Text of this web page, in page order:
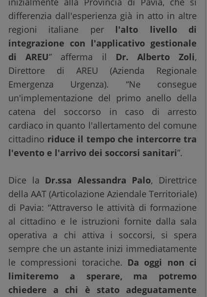
differenzia dall'esperienza già in atto in altre
regioni italiane per l'alto livello di
integrazione con l'applicativo gestionale
di AREU” afferma il Dr. Alberto Zoli,
Direttore di AREU (Azienda Regionale
Emergenza Urgenza). “Ne consegue
un'implementazione del primo anello della
catena del soccorso in caso di arresto
cardiaco in quanto l'allertamento del comune
cittadino riduce il tempo che intercorre tra
l'evento e l'arrivo dei soccorsi sanitari”.
Dice la Dr.ssa Alessandra Palo, Direttrice
della AAT (Articolazione Aziendale Territoriale)
di Pavia: “Attraverso le attività di formazione
al cittadino e le istruzioni fornite dalla sala
operativa a chi attiva i soccorsi, si spera
sempre che un astante inizi immediatamente
le compressioni toraciche. Da oggi non ci
limiteremo a sperare, ma potremo
chiedere a chi è stato adeguatamente